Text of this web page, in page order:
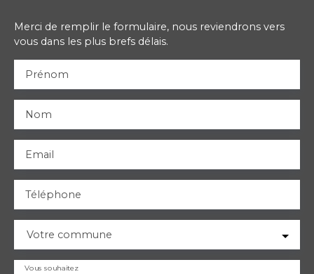
Merci de remplir le formulaire, nous reviendrons vers
vous dans les plus brefs délais.
Prénom
Nom
Email
Téléphone
Votre commune
Vous souhaitez